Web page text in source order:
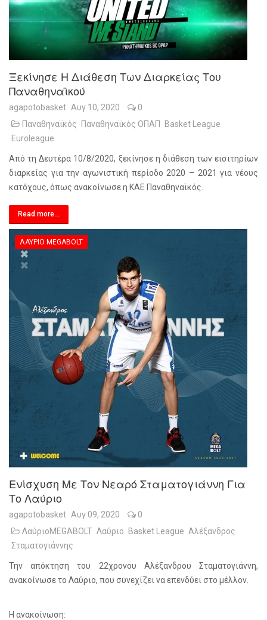
Ξεκίνησε Η Διάθεση Των Διαρκείας Του
Παναθηναϊκού
agapotobasket Αυγ 10, 2020
0
Παναθηναϊκός
Παναθηναϊκός ΟΠΑΠ
Basket League
Euroleague
Από τη Δευτέρα 10/8/2020, ξεκίνησε η διάθεση των εισιτηρίων
διαρκείας για την αγωνιστική περίοδο 2020 – 2021 για νέους
κατόχους, όπως ανακοίνωσε η ΚΑΕ Παναθηναϊκός.
Read more...
ΛΑΎΡΙΟ MEGABOLT
Ενίσχυση Με Τον Νεαρό Σταματογιάννη Για
Το Λαύριο
agapotobasket Αυγ 09, 2020
0
ΛαύριοMEGABOLT Λαύριο Basket League Αλέξανδρος
Σταματογιάννης
Την απόκτηση του 22χρονου Αλέξανδρου Σταματογιάννη,
ανακοίνωσε το Λαύριο, που συνεχίζει να επενδύει στο μέλλον.
Η ανακοίνωση: